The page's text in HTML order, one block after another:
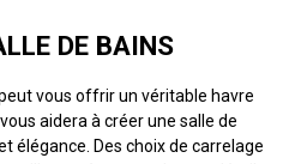
DE BAINS
vous offrir un véritable havre
aidera à créer une salle de
élégance. Des choix de carrelage